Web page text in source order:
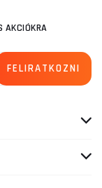
AKCIÓKRA